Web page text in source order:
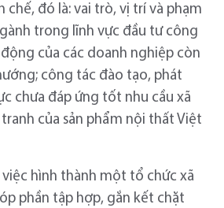
chế, đó là: vai trò, vị trí và phạm
trong lĩnh vực đầu tư công
của các doanh nghiệp còn
công tác đào tạo, phát
chưa đáp ứng tốt nhu cầu xã
của sản phẩm nội thất Việt
việc hình thành một tổ chức xã
phần tập hợp, gắn kết chặt